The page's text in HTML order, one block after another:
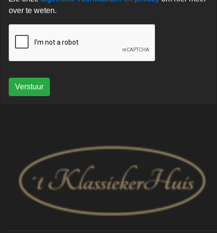
over te weten.
Verstuur